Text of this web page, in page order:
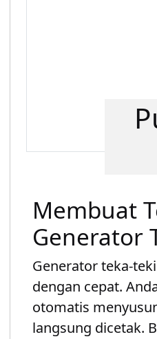
Membuat
Generator
Generator teka-
dengan cepat.
otomatis
langsung dicetak.